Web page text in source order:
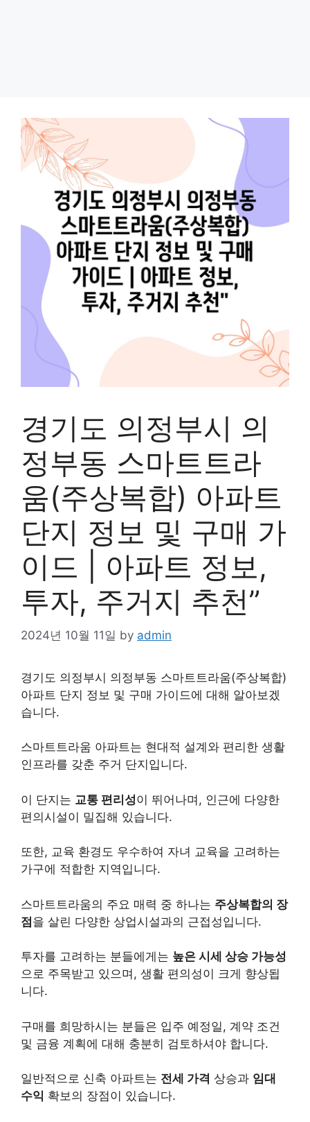
경기도 의정부시 의
정부동 스마트트라
움(주상복합) 아파트
단지 정보 및 구매 가
이드 | 아파트 정보,
투자, 주거지 추천”
2024년 10월 11일 by admin
경기도 의정부시 의정부동 스마트트라움(주상복합)
아파트 단지 정보 및 구매 가이드에 대해 알아보겠
습니다.
스마트트라움 아파트는 현대적 설계와 편리한 생활
인프라를 갖춘 주거 단지입니다.
이 단지는 교통 편리성이 뛰어나며, 인근에 다양한
편의시설이 밀집해 있습니다.
또한, 교육 환경도 우수하여 자녀 교육을 고려하는
가구에 적합한 지역입니다.
스마트트라움의 주요 매력 중 하나는 주상복합의 장
점을 살린 다양한 상업시설과의 근접성입니다.
투자를 고려하는 분들에게는 높은 시세 상승 가능성
으로 주목받고 있으며, 생활 편의성이 크게 향상됩
니다.
구매를 희망하시는 분들은 입주 예정일, 계약 조건
및 금융 계획에 대해 충분히 검토하셔야 합니다.
일반적으로 신축 아파트는 전세 가격 상승과 임대
수익 확보의 장점이 있습니다.